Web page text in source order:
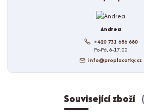
Andrea
+420 731 686 680
Po-Pá, 8-17:00
info@proplacatky.cz
Související zboží